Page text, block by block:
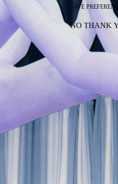
SAVE
NO THANK
WITHDRAW